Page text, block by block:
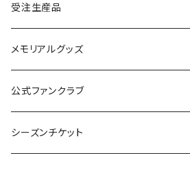
ガミティ勤続10周年グッズ
その他
アウター
UMBRO
受注生産品
メモリアルグッズ
公式ファンクラブ
シーズンチケット